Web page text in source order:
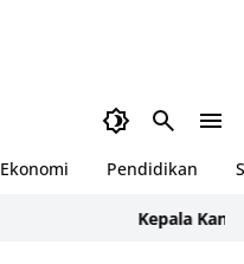
Ekonomi Pendidikan
Kepala Kantor